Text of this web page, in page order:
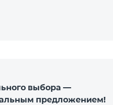
выбора —
предложением!